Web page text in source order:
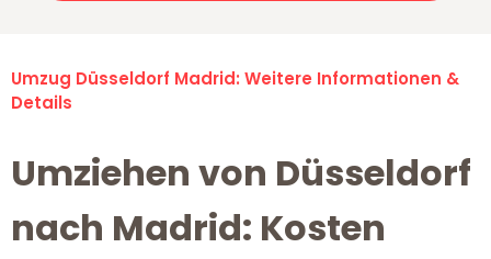
Umzug Düsseldorf Madrid: Weitere Informationen &
Details
Umziehen von Düsseldorf
nach Madrid: Kosten